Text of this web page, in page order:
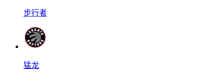
步行者
猛龙